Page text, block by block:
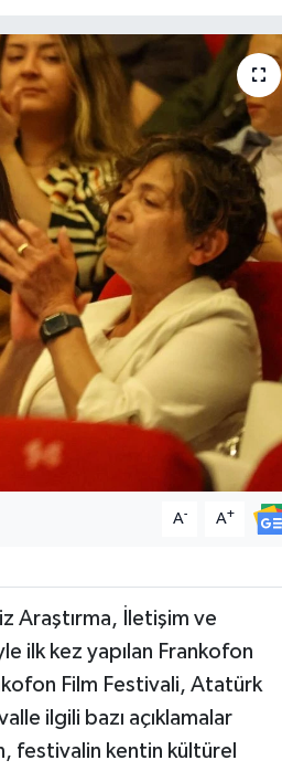
A- A+
Araştırma, İletişim ve
ilk kez yapılan Frankofon
Film Festivali, Atatürk
ilgili bazı açıklamalar
festivalin kentin kültürel